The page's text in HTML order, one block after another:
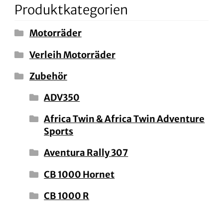
Produktkategorien
Motorräder
Verleih Motorräder
Zubehör
ADV350
Africa Twin & Africa Twin Adventure
Sports
Aventura Rally 307
CB 1000 Hornet
CB 1000 R